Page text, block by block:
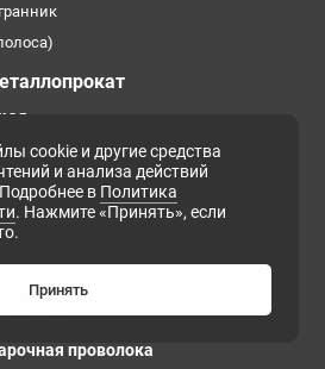
трубка
проволока
cookie и другие средства
и анализа действий
в Политика
. Нажмите «Принять», если
Принять